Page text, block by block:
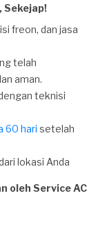
Sekejap!
freon, dan jasa
telah
aman.
teknisi
60 hari setelah
lokasi Anda
oleh Service AC